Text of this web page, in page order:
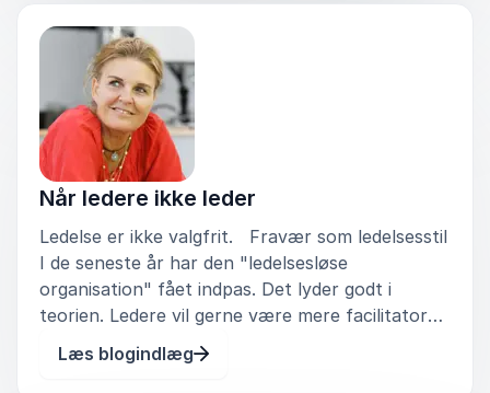
Når ledere ikke leder
Ledelse er ikke valgfrit. Fravær som ledelsesstil
I de seneste år har den "ledelsesløse
organisation" fået indpas. Det lyder godt i
teorien. Ledere vil gerne være mere facilitatorer
end beslutningstagere, de vil skabe plads til
medarbejdere, give dem ansvar og undgå at
Læs blogindlæg